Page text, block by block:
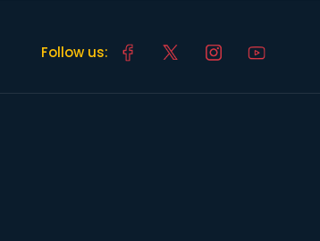
Follow us: